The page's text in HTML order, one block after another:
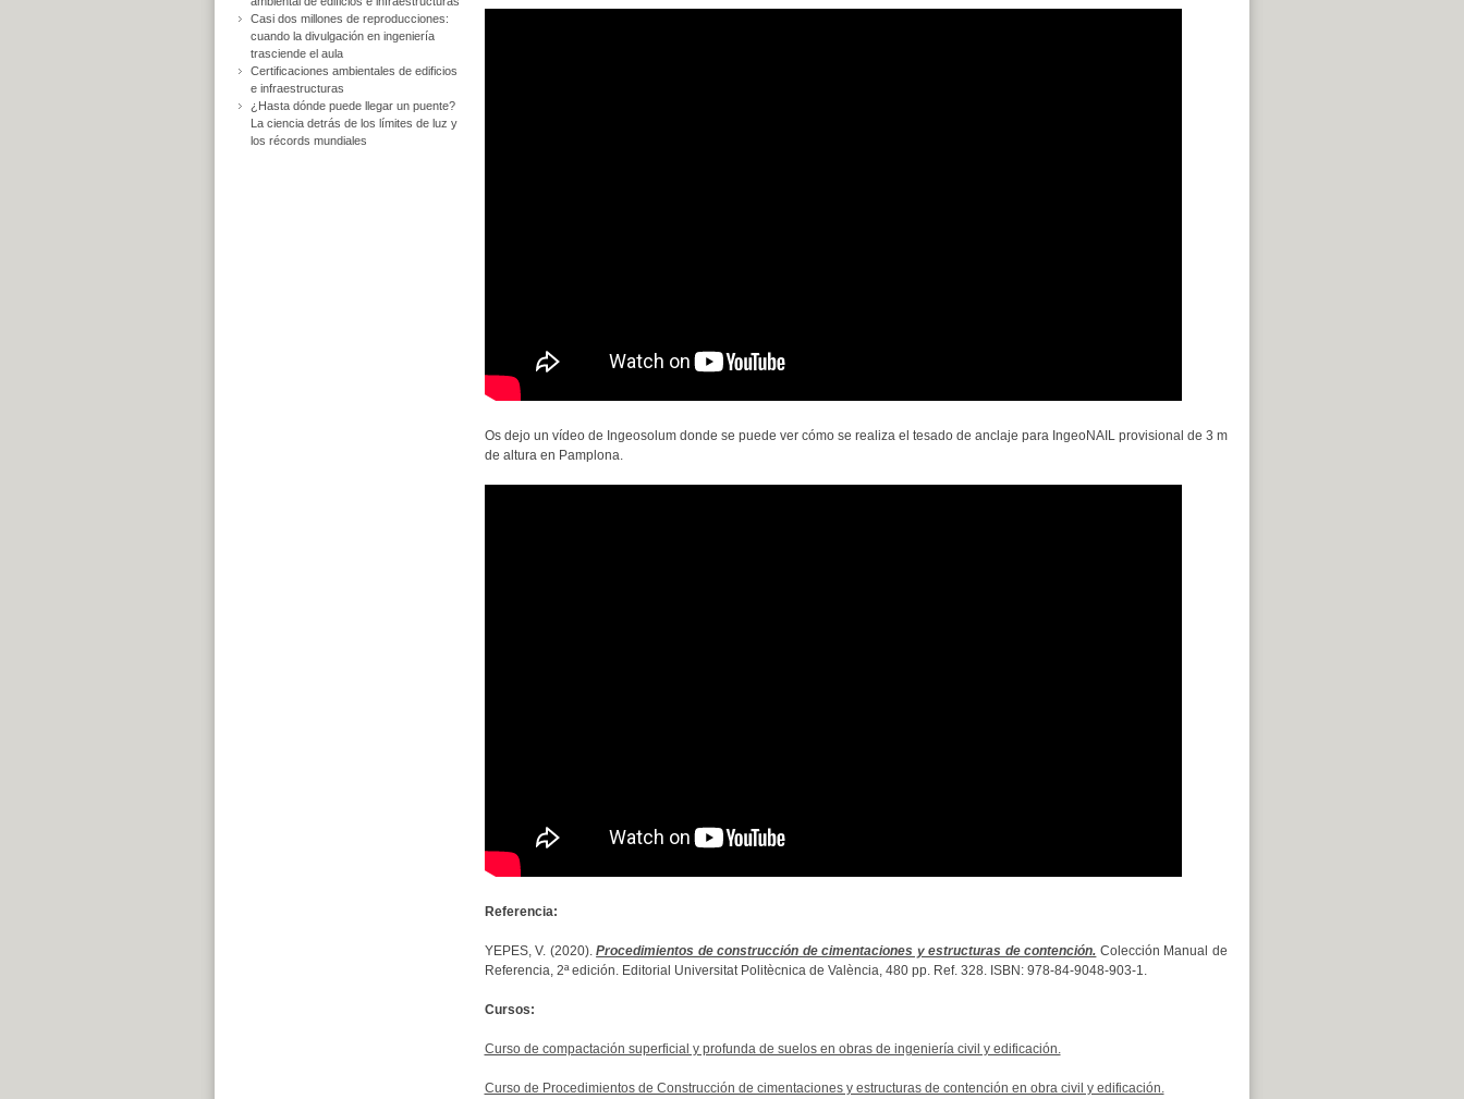
Os dejo un vídeo de Ingeosolum donde se puede ver cómo se realiza el tesado de anclaje para IngeoNAIL provisional de 3 m
de altura en Pamplona.
Referencia:
YEPES, V. (2020).Procedimientos de construcción de cimentaciones y estructuras de contención. Colección Manual de
Referencia, 2ª edición. Editorial Universitat Politècnica de València, 480 pp. Ref. 328. ISBN: 978-84-9048-903-1.
Cursos:
Curso de compactación superficial y profunda de suelos en obras de ingeniería civil y edificación.
Curso de Procedimientos de Construcción de cimentaciones y estructuras de contención en obra civil y edificación.
Casi dos millones de reproducciones:
cuando la divulgación en ingeniería
trasciende el aula
Certificaciones ambientales de edificios
e infraestructuras
¿Hasta dónde puede llegar un puente?
La ciencia detrás de los límites de luz y
los récords mundiales